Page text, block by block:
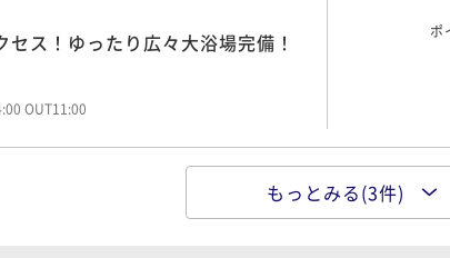
ス！ゆったり広々大浴場完備！
OUT11:00
ポ
セス！ゆったり広々大浴場完備！
もっとみる(3件)